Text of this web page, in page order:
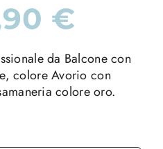
€
da Balcone con
colore Avorio con
colore oro.